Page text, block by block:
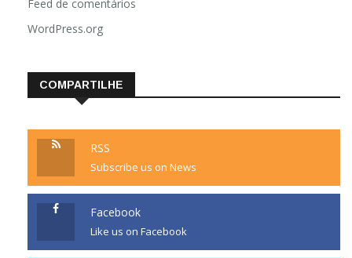
Feed de comentários
WordPress.org
COMPARTILHE
RSS
Subscribe us on News
Facebook
Like us on Facebook